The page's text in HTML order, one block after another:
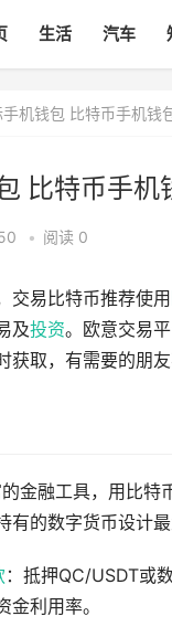
生活 汽车
手机钱包 比特币手机钱
比特币手机
• 阅读 0
交易比特币推荐使用
及投资。欧意交易
取，有需要的朋友
金融工具，用比
的数字货币设计最
：抵押QC/USDT或
利用率。